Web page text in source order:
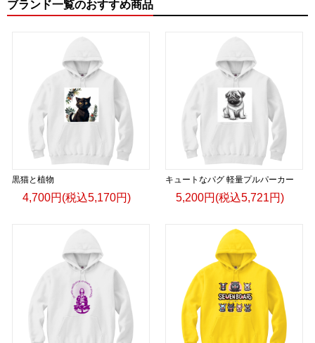
ブランド一覧のおすすめ商品
黒猫と植物
4,700円(税込5,170円)
キュートなパグ 軽量プルパーカー
5,200円(税込5,721円)